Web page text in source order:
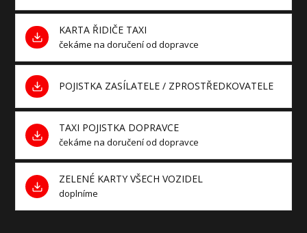
KARTA ŘIDIČE TAXI
čekáme na doručení od dopravce
POJISTKA ZASÍLATELE / ZPROSTŘEDKOVATELE
TAXI POJISTKA DOPRAVCE
čekáme na doručení od dopravce
ZELENÉ KARTY VŠECH VOZIDEL
doplníme